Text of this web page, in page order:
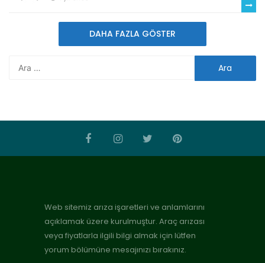
DAHA FAZLA GÖSTER
Web sitemiz arıza işaretleri ve anlamlarını
açıklamak üzere kurulmuştur. Araç arızası
veya fiyatlarla ilgili bilgi almak için lütfen
yorum bölümüne mesajınızı bırakınız.